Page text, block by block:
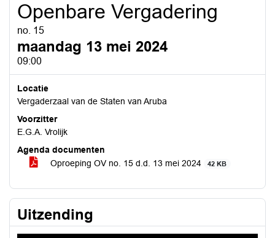
Openbare Vergadering
no. 15
maandag 13 mei 2024
09:00
Locatie
Vergaderzaal van de Staten van Aruba
Voorzitter
E.G.A. Vrolijk
Agenda documenten
Oproeping OV no. 15 d.d. 13 mei 2024
42 KB
Uitzending